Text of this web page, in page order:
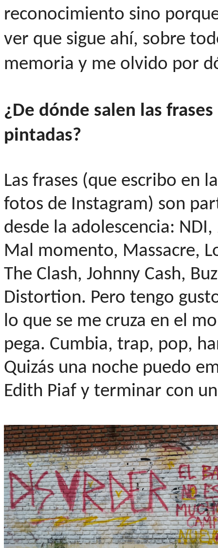
reconocimiento sino
ver que sigue ahí, sobre
memoria y me olvido por
¿De dónde salen las
pintadas?
Las frases (que escribo en
fotos de Instagram) son
desde la adolescencia:
Mal momento, Massacre,
The Clash, Johnny Cash,
Distortion. Pero tengo
lo que se me cruza en el
pega. Cumbia, trap, pop,
Quizás una noche puedo
Edith Piaf y terminar con